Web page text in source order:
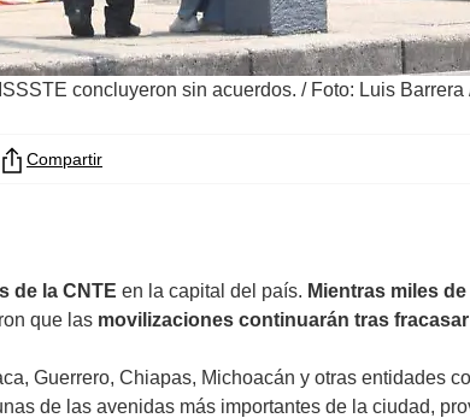
concluyeron sin acuerdos. / Foto: Luis Barrera
Compartir
de la CNTE en la capital del país. Mientras miles
que las movilizaciones continuarán tras
Guerrero, Chiapas, Michoacán y otras entidades
de las avenidas más importantes de la ciudad,